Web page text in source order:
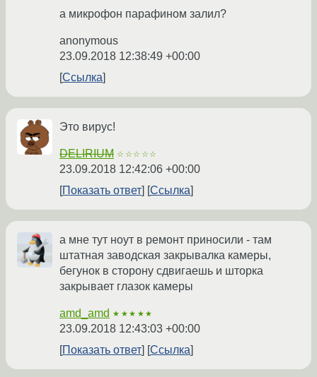
а микрофон парафином залил?
anonymous
23.09.2018 12:38:49 +00:00
Ссылка
Это вирус!
DELIRIUM ☆☆☆☆☆
23.09.2018 12:42:06 +00:00
Показать ответ
Ссылка
а мне тут ноут в ремонт приносили - там
штатная заводская закрывалка камеры,
бегунок в сторону сдвигаешь и шторка
закрывает глазок камеры
amd_amd ★★★★★
23.09.2018 12:43:03 +00:00
Показать ответ
Ссылка